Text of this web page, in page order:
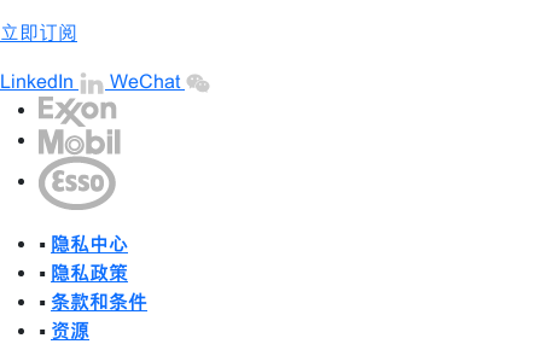
立即订阅
LinkedIn WeChat
• 隐私中心
• 隐私政策
• 条款和条件
• 资源